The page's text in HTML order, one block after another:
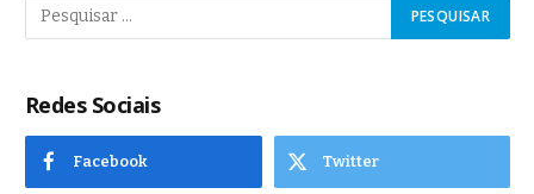
Redes Sociais
Facebook Twitter